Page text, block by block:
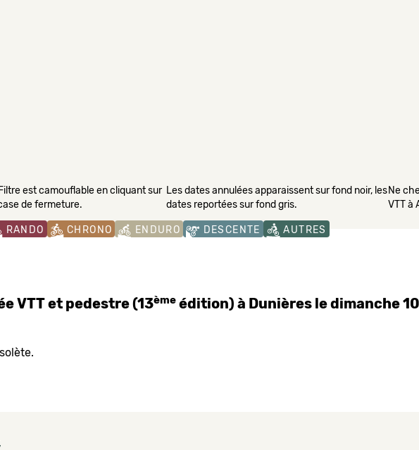
est camouflable en cliquant sur
de fermeture.
Les dates annulées apparaissent sur fond noir, les
dates reportées sur fond gris.
Ne
VTT à
RANDO CHRONO ENDURO DESCENTE AUTRES
VTT et pedestre (13èmeédition) à Dunières le dimanche